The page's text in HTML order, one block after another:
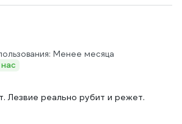
Менее месяца
Лезвие реально рубит и режет.